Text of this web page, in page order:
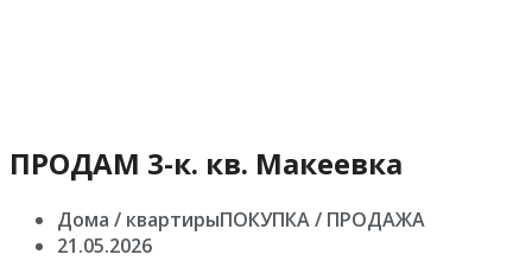
ПРОДАМ 3-к. кв. Макеевка
Дома / квартирыПОКУПКА / ПРОДАЖА
21.05.2026